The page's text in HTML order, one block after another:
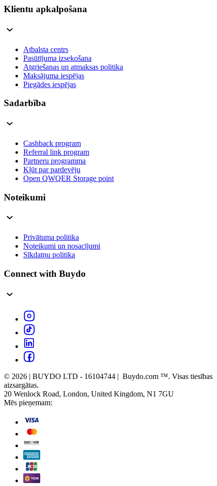
Klientu apkalpošana
Atbalsta centrs
Pasūtījuma izsekošana
Atgriešanas un atmaksas politika
Maksājuma iespējas
Piegādes iespējas
Sadarbība
Cashback program
Referral link program
Partneru programma
Kļūt par pardevēju
Open QWQER Storage point
Noteikumi
Privātuma politika
Noteikumi un nosacījumi
Sīkdatņu politika
Connect with Buydo
© 2026 | BUYDO LTD - 16104744 | Buydo.com ™. Visas tiesības
aizsargātas.
20 Wenlock Road, London, United Kingdom, N1 7GU
Mēs pieņemam: